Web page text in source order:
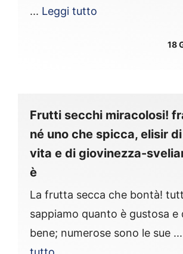
... Leggi tutto
18
Frutti secchi miracolosi!
né uno che spicca, elisir
vita e di giovinezza-
è
La frutta secca che bontà!
sappiamo quanto è gustosa e
bene; numerose sono le sue ...